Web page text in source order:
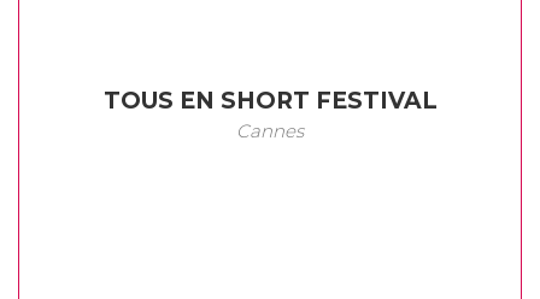
TOUS EN SHORT FESTIVAL
Cannes